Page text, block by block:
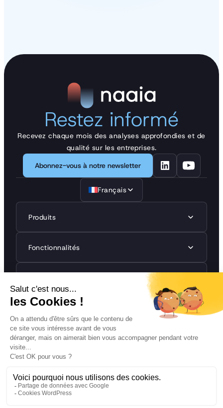
Restez informé
Recevez chaque mois des analyses approfondies et de
qualité sur les entreprises.
Abonnez-vous à notre newsletter
Français
Produits
Fonctionnalités
Ressources
Entreprise
©2026 Naaia. All rights reserved.